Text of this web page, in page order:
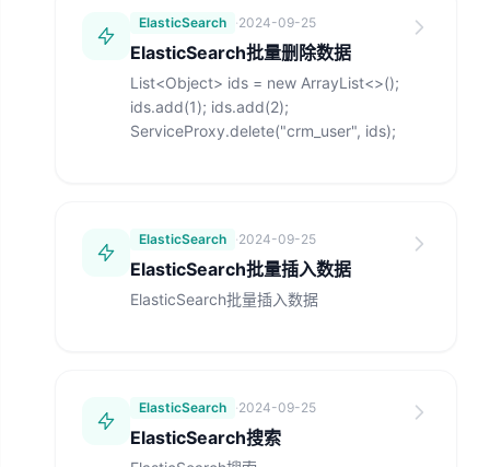
ElasticSearch ·2024-09-25
ElasticSearch批量删除数据
List<Object> ids = new ArrayList<>();
ids.add(1); ids.add(2);
ServiceProxy.delete("crm_user", ids);
ElasticSearch ·2024-09-25
ElasticSearch批量插入数据
ElasticSearch批量插入数据
ElasticSearch ·2024-09-25
ElasticSearch搜索